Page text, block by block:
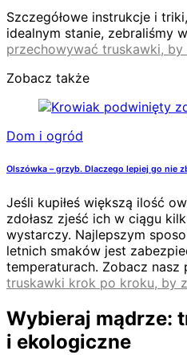
Szczegółowe instrukcje i
idealnym stanie, zebraliśmy
przechowywać truskawki, by
Zobacz także
Dom i ogród
Olszówka – grzyb. Dlaczego lepiej go nie
Jeśli kupiłeś większą ilość
zdołasz zjeść ich w ciągu
wystarczy. Najlepszym
letnich smaków jest
temperaturach. Zobacz nasz
truskawki krok po kroku, by
Wybieraj mądrze:
i ekologiczne